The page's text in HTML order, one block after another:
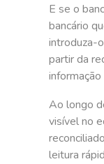
E se o
bancário
introduza-
partir da
Ao longo
visível no
leitura